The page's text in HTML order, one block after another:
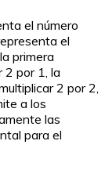
el número
el
primera
2 por 1, la
2 por 2,
a los
las
para el